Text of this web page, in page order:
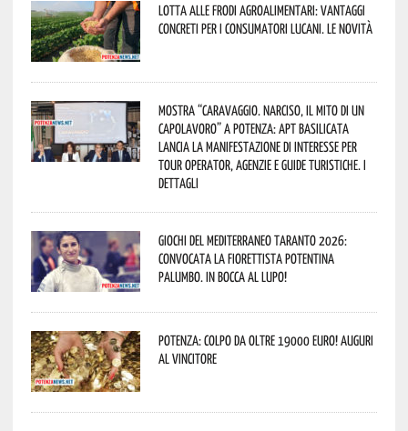
Lotta alle frodi agroalimentari: vantaggi
concreti per i consumatori lucani. Le novità
Mostra “Caravaggio. Narciso, il mito di un
capolavoro” a Potenza: APT Basilicata
lancia la manifestazione di interesse per
Tour Operator, Agenzie e Guide Turistiche. I
dettagli
Giochi del Mediterraneo Taranto 2026:
convocata la fiorettista potentina
Palumbo. In bocca al lupo!
Potenza: colpo da oltre 19000 Euro! Auguri
al vincitore